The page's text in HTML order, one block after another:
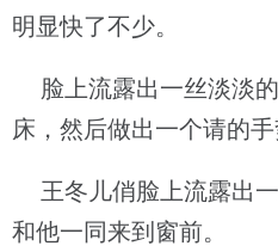
明显快了不少。
脸上流露出一丝淡淡
床，然后做出一个请的手
王冬儿俏脸上流露出一
和他一同来到窗前。